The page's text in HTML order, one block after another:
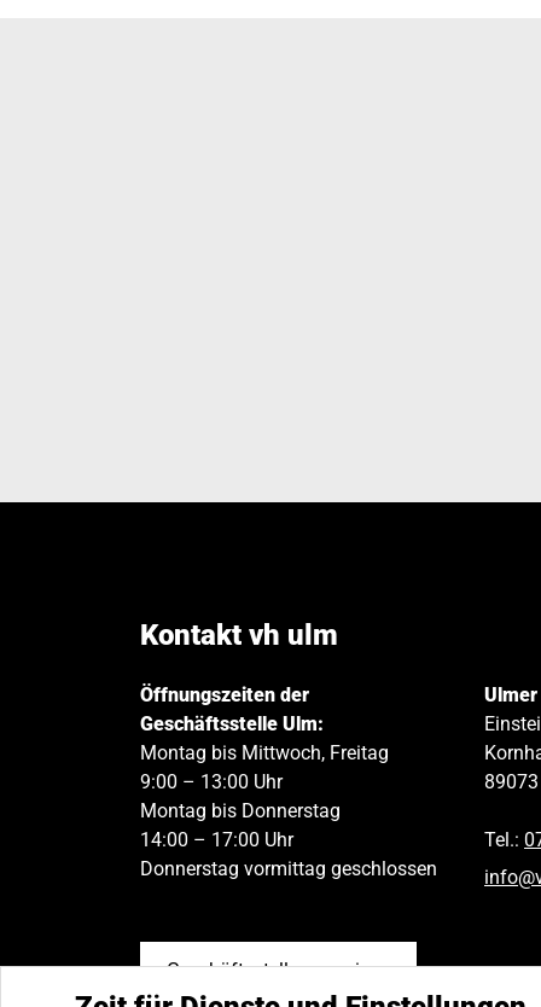
Kontakt vh ulm
Öffnungszeiten der
Geschäftsstelle Ulm:
Montag bis Mittwoch, Freitag
9:00 – 13:00 Uhr
Montag bis Donnerstag
14:00 – 17:00 Uhr
Donnerstag vormittag geschlossen
Geschäftsstellen anzeigen
89073
Tel.:
info@